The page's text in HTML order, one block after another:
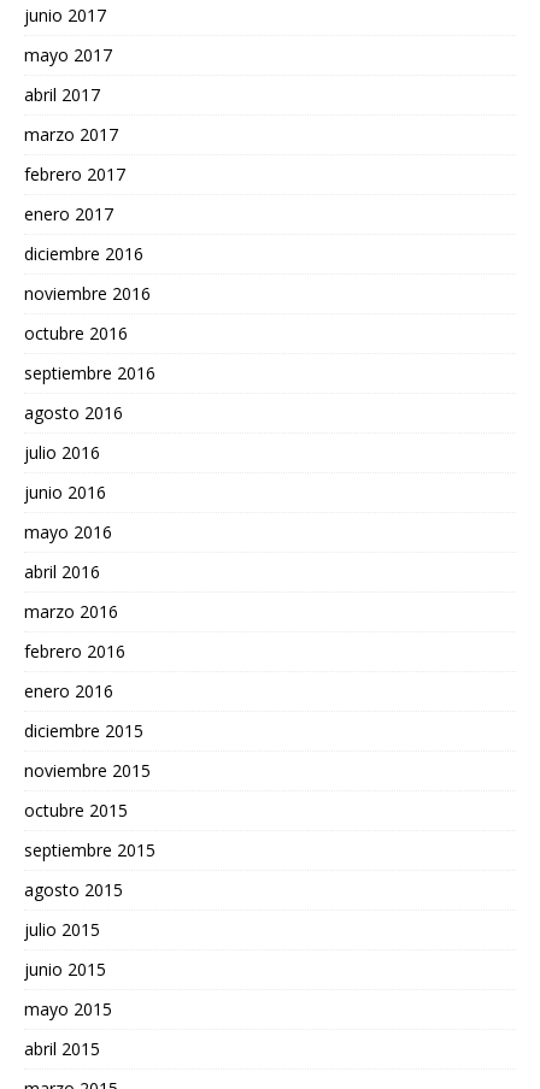
junio 2017
mayo 2017
abril 2017
marzo 2017
febrero 2017
enero 2017
diciembre 2016
noviembre 2016
octubre 2016
septiembre 2016
agosto 2016
julio 2016
junio 2016
mayo 2016
abril 2016
marzo 2016
febrero 2016
enero 2016
diciembre 2015
noviembre 2015
octubre 2015
septiembre 2015
agosto 2015
julio 2015
junio 2015
mayo 2015
abril 2015